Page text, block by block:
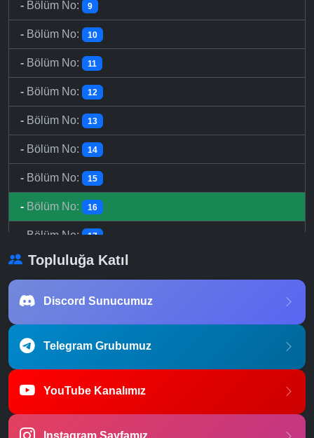
- Bölüm No: 9
- Bölüm No: 10
- Bölüm No: 11
- Bölüm No: 12
- Bölüm No: 13
- Bölüm No: 14
- Bölüm No: 15
- Bölüm No: 16
Bölüm No: 17
- Bölüm No: 18
- Bölüm No:
-Bölüm No: 21
Topluluğa Katıl
Discord Sunucumuz
Telegram Grubumuz
YouTube Kanalımız
Instagram Sayfamız